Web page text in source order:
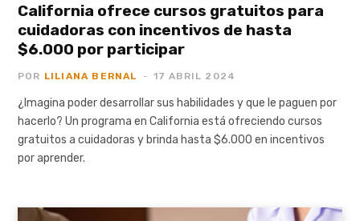
California ofrece cursos gratuitos para
cuidadoras con incentivos de hasta
$6.000 por participar
POR LILIANA BERNAL 17 ABRIL 2024
¿Imagina poder desarrollar sus habilidades y que le paguen por
hacerlo? Un programa en California está ofreciendo cursos
gratuitos a cuidadoras y brinda hasta $6.000 en incentivos
por aprender.